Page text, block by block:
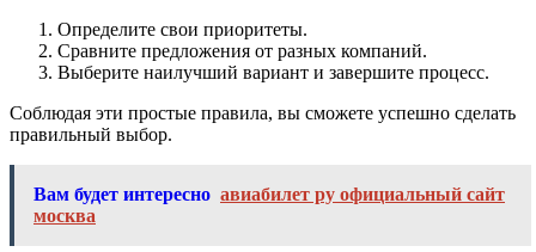
Определите свои приоритеты.
Сравните предложения от разных компаний.
Выберите наилучший вариант и завершите процесс.
Соблюдая эти простые правила, вы сможете успешно сделать
правильный выбор.
Вам будет интересно авиабилет ру официальный сайт
москва